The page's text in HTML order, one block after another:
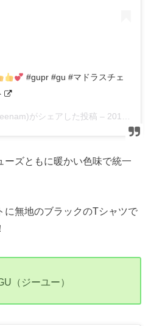
#gupr #gu #マドラスチェ
がシェアした投稿 – 2018年 4月月28日午前11時54分PDT
ーズともに暖かい色味で統一
に無地のブラックのTシャツで
（ジーユー）